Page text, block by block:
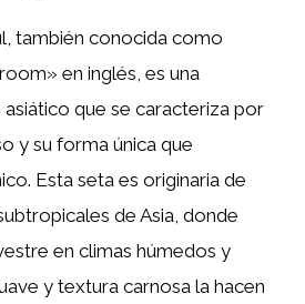
también conocida como
en inglés, es una
que se caracteriza por
y su forma única que
Esta seta es originaria de
de Asia, donde
en climas húmedos y
y textura carnosa la hacen